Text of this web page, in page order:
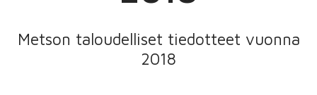
Metson taloudelliset tiedotteet vuonna
2018